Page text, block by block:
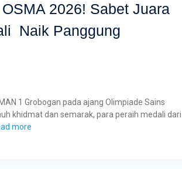
2026! Sabet Juara
Naik Panggung
1 Grobogan pada ajang Olimpiade Sains
khidmat dan semarak, para peraih medali dari
more